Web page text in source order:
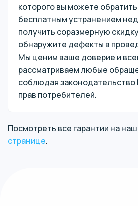
которого вы можете
бесплатным устранением
получить соразмерную
обнаружите дефекты в
Мы ценим ваше доверие и
рассматриваем любые
соблюдая законодательство
прав потребителей.
Посмотреть все гарантии на
странице.